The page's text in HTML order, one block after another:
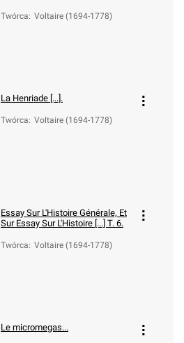
Twórca: Voltaire (1694-1778)
La Henriade [...].
Twórca: Voltaire (1694-1778)
Essay Sur L'Histoire Générale, Et
SurEssay Sur L'Histoire [...] T. 6.
Twórca: Voltaire (1694-1778)
Le micromegas...